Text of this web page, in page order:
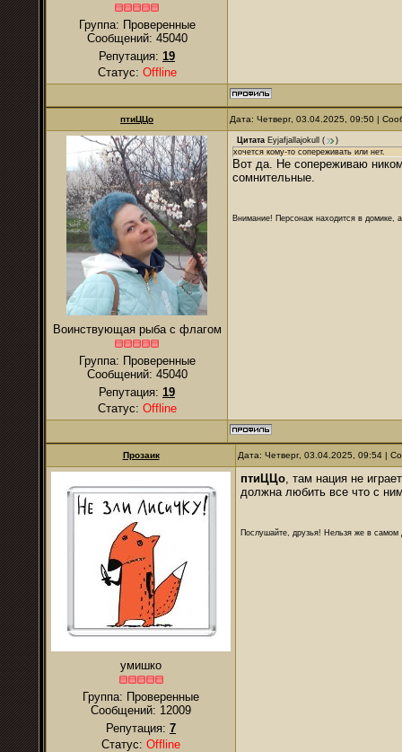
Группа: Проверенные
Сообщений: 45040
Репутация: 19
Статус: Offline
птиЦЦо Дата: Четверг, 03.04.2025, 09:50 |
Воинствующая рыба с флагом
Группа: Проверенные
Сообщений: 45040
Репутация: 19
Статус: Offline
Цитата Eyjafjallajokull (
)
хочется кому-то сопереживать или нет.
Вот да. Не сопереживаю
сомнительные.
Внимание! Персонаж находится в домике,
Прозаик Дата: Четверг, 03.04.2025, 09:54 |
умишко
Группа: Проверенные
Сообщений: 12009
Репутация: 7
Статус: Offline
птиЦЦо, там нация не
должна любить все что с
Послушайте, друзья! Нельзя же в самом